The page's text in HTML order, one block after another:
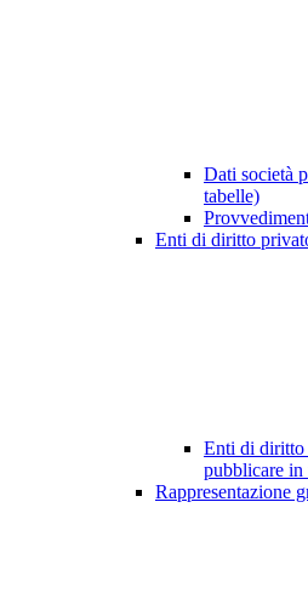
Dati società
tabelle)
Enti di diritto
Enti di diritto
pubblicare in
Rappresentazione